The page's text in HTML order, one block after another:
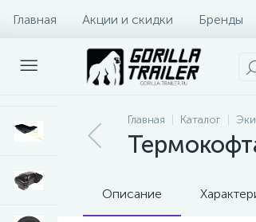
Главная Акции и скидки Бренды
Оплата и доставка Контакты
Главная Каталог
Описание